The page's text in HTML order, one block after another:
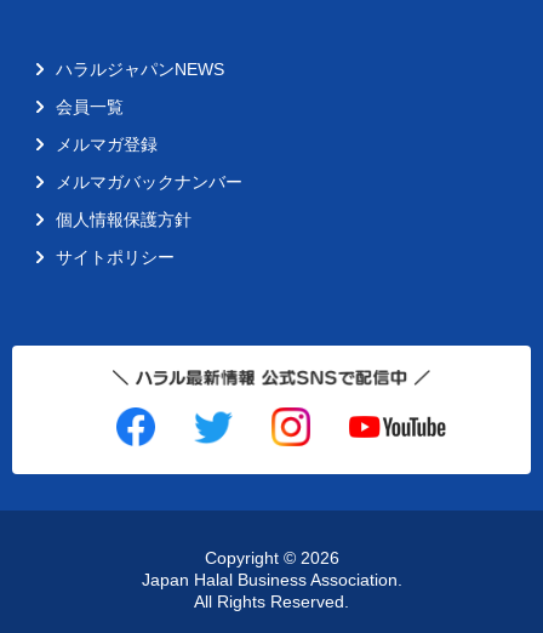
ハラルジャパンNEWS
会員一覧
メルマガ登録
メルマガバックナンバー
個人情報保護方針
サイトポリシー
Copyright © 2026
Japan Halal Business Association.
All Rights Reserved.